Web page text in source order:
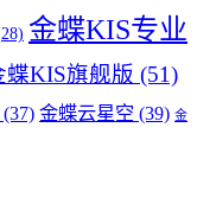
金蝶KIS专业
蝶KIS旗舰版 (51)
(37) 金蝶云星空 (39) 金